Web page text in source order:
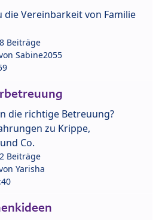
die Vereinbarkeit von Familie
Beiträge
Sabine2055
die richtige Betreuung?
zu Krippe,
Co.
Beiträge
Yarisha